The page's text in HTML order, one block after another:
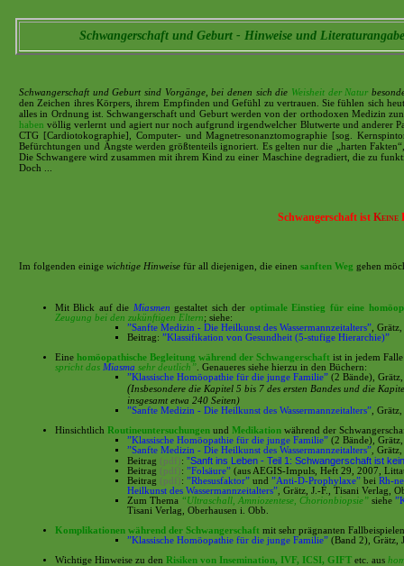
Schwangerschaft und Geburt - Hinweise und
Schwangerschaft und Geburt sind Vorgänge, bei denen sich die Weisheit der Natur
den Zeichen ihres Körpers, ihrem Empfinden und Gefühl zu vertrauen. Sie fühlen sich
alles in Ordnung ist. Schwangerschaft und Geburt werden von der orthodoxen Medizin
haben völlig verlernt und agiert nur noch aufgrund irgendwelcher Blutwerte und anderer
CTG [Cardiotokographie], Computer- und Magnetresonanztomographie [sog.
Befürchtungen und Ängste werden größtenteils ignoriert. Es gelten nur die „harten
Die Schwangere wird zusammen mit ihrem Kind zu einer Maschine degradiert, die zu
Doch ...
Schwangerschaft ist Keine
Im folgenden einige wichtige Hinweise für all diejenigen, die einen sanften Weg gehen
Mit Blick auf die Miasmen gestaltet sich der optimale Einstieg für eine
Zeugung bei den zukünftigen Eltern; siehe:
”Sanfte Medizin - Die Heilkunst des Wassermannzeitalters” ,
Beitrag: ”Klassifikation von Gesundheit (5-stufige Hierarchie)”
Eine homöopathische Begleitung während der Schwangerschaft ist in jedem
spricht das Miasma sehr deutlich” . Genaueres siehe hierzu in den Büchern:
”Klassische Homöopathie für die junge Familie” (2 Bände),
(Insbesondere die Kapitel 5 bis 7 des ersten Bandes und die
insgesamt etwa 240 Seiten)
”Sanfte Medizin - Die Heilkunst des Wassermannzeitalters” ,
Hinsichtlich Routineuntersuchungen und Medikation während der
”Klassische Homöopathie für die junge Familie” (2 Bände),
”Sanfte Medizin - Die Heilkunst des Wassermannzeitalters” Grätz,
Beitrag (pdf): ”Sanft ins Leben - Teil 1: Schwangerschaft ist
Beitrag (pdf): ”Folsäure” (aus AEGIS-Impuls, Heft 29, 2007,
Beitrag (pdf): ”Rhesusfaktor” und ”Anti-D-Prophylaxe” bei Rh-
Heilkunst des Wassermannzeitalters” Grätz, J.-F., Tisani Verlag,
Zum Thema “Ultraschall, Amniozentese, Chorionbiopsie” siehe
Tisani Verlag, Oberhausen i. Obb.
Komplikationen während der Schwangerschaft mit sehr prägnanten
”Klassische Homöopathie für die junge Familie” (Band 2), Grätz,
Wichtige Hinweise zu den Risiken von Insemination, IVF, ICSI, GIFT etc. aus